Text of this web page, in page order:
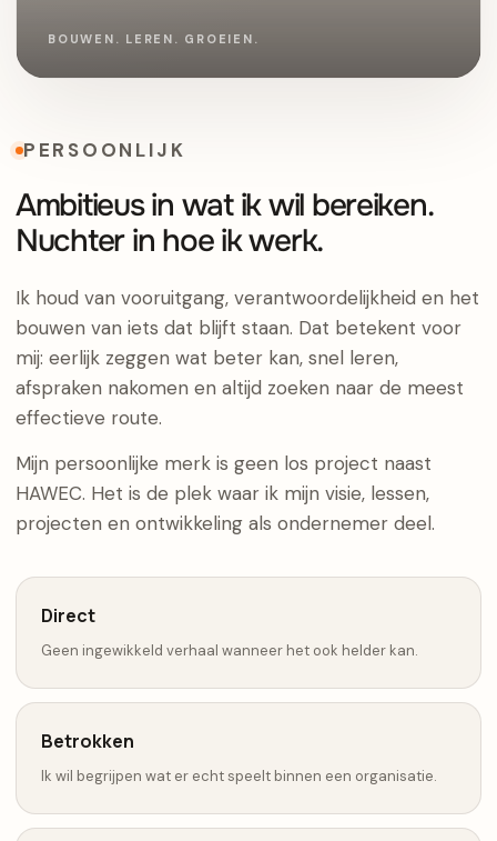
PERSOONLIJK
Ambitieus in wat ik wil bereiken.
Nuchter in hoe ik werk.
Ik houd van vooruitgang, verantwoordelijkheid en het
bouwen van iets dat blijft staan. Dat betekent voor
mij: eerlijk zeggen wat beter kan, snel leren,
afspraken nakomen en altijd zoeken naar de meest
effectieve route.
Mijn persoonlijke merk is geen los project naast
HAWEC. Het is de plek waar ik mijn visie, lessen,
projecten en ontwikkeling als ondernemer deel.
Direct
Geen ingewikkeld verhaal wanneer het ook helder kan.
Betrokken
Ik wil begrijpen wat er echt speelt binnen een organisatie.